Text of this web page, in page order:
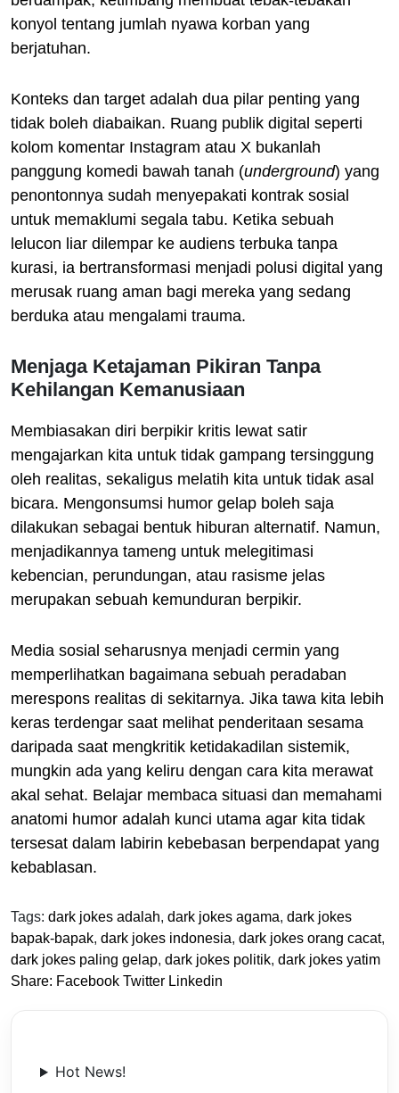
konyol tentang jumlah nyawa korban yang
berjatuhan.
Konteks dan target adalah dua pilar penting yang
tidak boleh diabaikan. Ruang publik digital seperti
kolom komentar Instagram atau X bukanlah
panggung komedi bawah tanah (underground) yang
penontonnya sudah menyepakati kontrak sosial
untuk memaklumi segala tabu. Ketika sebuah
lelucon liar dilempar ke audiens terbuka tanpa
kurasi, ia bertransformasi menjadi polusi digital yang
merusak ruang aman bagi mereka yang sedang
berduka atau mengalami trauma.
Menjaga Ketajaman Pikiran Tanpa
Kehilangan Kemanusiaan
Membiasakan diri berpikir kritis lewat satir
mengajarkan kita untuk tidak gampang tersinggung
oleh realitas, sekaligus melatih kita untuk tidak asal
bicara. Mengonsumsi humor gelap boleh saja
dilakukan sebagai bentuk hiburan alternatif. Namun,
menjadikannya tameng untuk melegitimasi
kebencian, perundungan, atau rasisme jelas
merupakan sebuah kemunduran berpikir.
Media sosial seharusnya menjadi cermin yang
memperlihatkan bagaimana sebuah peradaban
merespons realitas di sekitarnya. Jika tawa kita lebih
keras terdengar saat melihat penderitaan sesama
daripada saat mengkritik ketidakadilan sistemik,
mungkin ada yang keliru dengan cara kita merawat
akal sehat. Belajar membaca situasi dan memahami
anatomi humor adalah kunci utama agar kita tidak
tersesat dalam labirin kebebasan berpendapat yang
kebablasan.
Tags: dark jokes adalah, dark jokes agama, dark jokes
bapak-bapak, dark jokes indonesia, dark jokes orang cacat,
dark jokes paling gelap, dark jokes politik, dark jokes yatim
Share: Facebook Twitter Linkedin
Hot News!